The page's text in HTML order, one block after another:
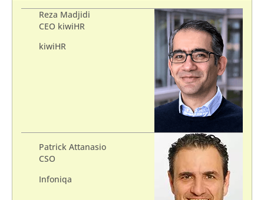
Reza Madjidi
CEO kiwiHR
kiwiHR
Patrick Attanasio
CSO
Infoniqa